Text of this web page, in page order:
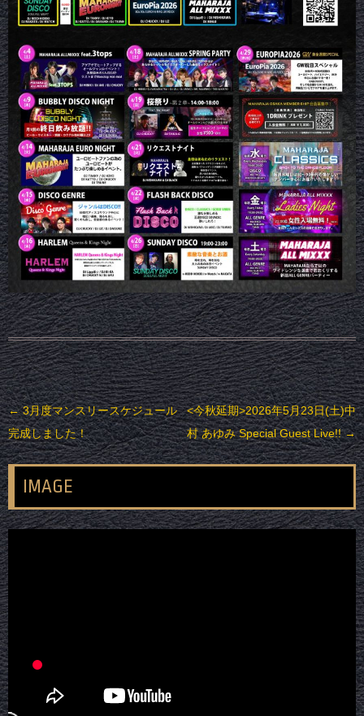
投稿ナビゲーション
←3月度マンスリースケジュール
完成しました！
<今秋延期>2026年5月23日(土)中
村 あゆみ Special Guest Live!!→
IMAGE